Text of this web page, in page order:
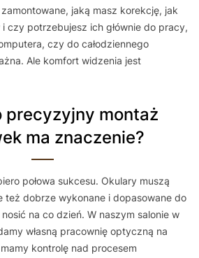
jaką masz korekcję, jak
czy potrzebujesz ich głównie do pracy,
czy do całodziennego
Ale komfort widzenia jest
ma znaczenie?
połowa sukcesu. Okulary muszą
też dobrze wykonane i dopasowane do
na co dzień. W naszym salonie w
własną pracownię optyczną na
kontrolę nad procesem